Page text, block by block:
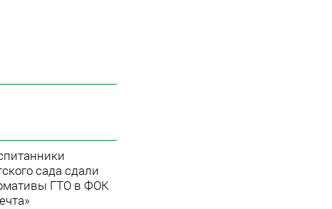
сада сдали
ГТО в ФОК